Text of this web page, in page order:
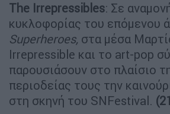
The Irrepressibles: Σε
κυκλοφορίας του επόμενου
Superheroes, στα μέσα
Irrepressible και το art-pop
παρουσιάσουν στο πλαίσιο
περιοδείας τους την
στη σκηνή του SNFestival.